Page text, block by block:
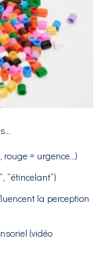
= urgence…)
“étincelant”)
la perception
(vidéo